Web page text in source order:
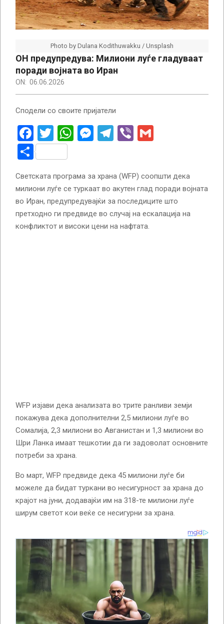
Photo by Dulana Kodithuwakku / Unsplash
ОН предупредува: Милиони луѓе гладуваат
поради војната во Иран
ON: 06.06.2026
Сподели со своите пријатели
Facebook
Twitter
WhatsApp
Messenger
Telegram
Viber
Share
Светската програма за храна (WFP) соопшти дека
милиони луѓе се туркаат во акутен глад поради војната
во Иран, предупредувајќи за последиците што
претходно ги предвиде во случај на ескалација на
конфликтот и високи цени на нафтата.
WFP изјави дека анализата во трите ранливи земји
покажува дека дополнителни 2,5 милиони луѓе во
Сомалија, 2,3 милиони во Авганистан и 1,3 милиони во
Шри Ланка имаат тешкотии да ги задоволат основните
потреби за храна.
Во март, WFP предвиде дека 45 милиони луѓе би
можеле да бидат туркани во несигурност за храна до
крајот на јуни, додавајќи им на 318-те милиони луѓе
ширум светот кои веќе се несигурни за храна.